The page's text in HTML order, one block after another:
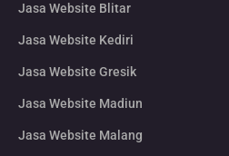
Jasa Website Blitar
Jasa Website Kediri
Jasa Website Gresik
Jasa Website Madiun
Jasa Website Malang